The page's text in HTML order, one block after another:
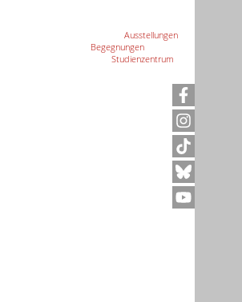
Ausstellungen
Begegnungen
Studienzentrum